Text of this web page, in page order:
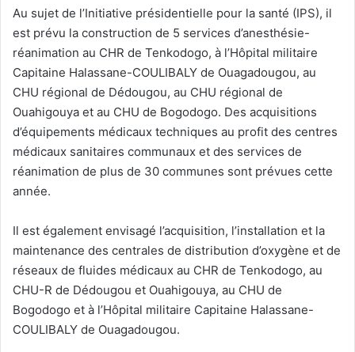
Au sujet de l’Initiative présidentielle pour la santé (IPS), il
est prévu la construction de 5 services d’anesthésie-
réanimation au CHR de Tenkodogo, à l’Hôpital militaire
Capitaine Halassane-COULIBALY de Ouagadougou, au
CHU régional de Dédougou, au CHU régional de
Ouahigouya et au CHU de Bogodogo. Des acquisitions
d’équipements médicaux techniques au profit des centres
médicaux sanitaires communaux et des services de
réanimation de plus de 30 communes sont prévues cette
année.
Il est également envisagé l’acquisition, l’installation et la
maintenance des centrales de distribution d’oxygène et de
réseaux de fluides médicaux au CHR de Tenkodogo, au
CHU-R de Dédougou et Ouahigouya, au CHU de
Bogodogo et à l’Hôpital militaire Capitaine Halassane-
COULIBALY de Ouagadougou.